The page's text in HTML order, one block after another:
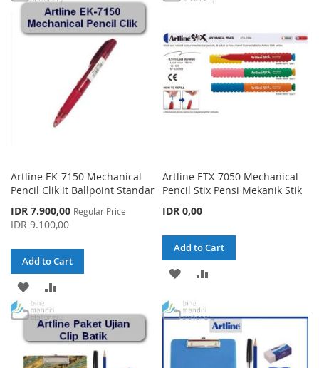
WISHCOMPARE
LIST
Artline EK-7150 Mechanical
Pencil Clik It Ballpoint Standar
Special
Price
IDR 7.900,00 Regular Price
IDR 9.100,00
Add to Cart
ADD
TO
LIST
COMPARE
Artline ETX-7050 Mechanical
Pencil Stix Pensi Mekanik Stik
IDR 0,00
Add to Cart
ADD
WISH
LIST
COMPARE